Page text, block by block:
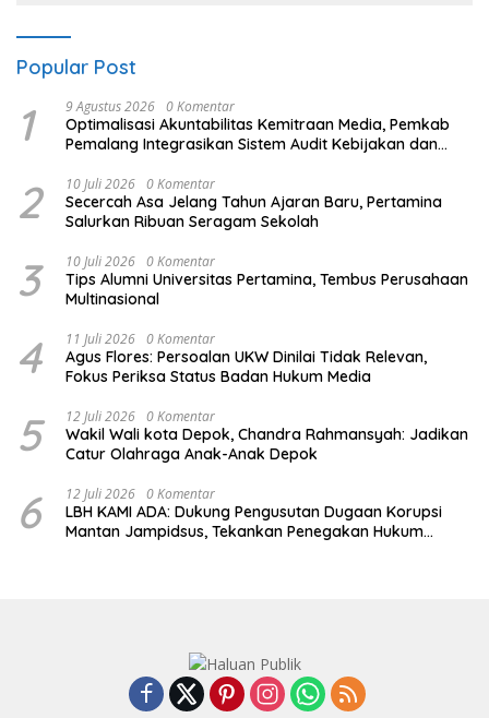
Popular Post
1 9 Agustus 2026 0 Komentar
​Optimalisasi Akuntabilitas Kemitraan Media, Pemkab
Pemalang Integrasikan Sistem Audit Kebijakan dan
2 10 Juli 2026 0 Komentar
Secercah Asa Jelang Tahun Ajaran Baru, Pertamina
Salurkan Ribuan Seragam Sekolah
3 10 Juli 2026 0 Komentar
Tips Alumni Universitas Pertamina, Tembus Perusahaan
Multinasional
4 11 Juli 2026 0 Komentar
Agus Flores: Persoalan UKW Dinilai Tidak Relevan,
Fokus Periksa Status Badan Hukum Media
5 12 Juli 2026 0 Komentar
Wakil Wali kota Depok, Chandra Rahmansyah: Jadikan
Catur Olahraga Anak-Anak Depok
6 12 Juli 2026 0 Komentar
LBH KAMI ADA: Dukung Pengusutan Dugaan Korupsi
Mantan Jampidsus, Tekankan Penegakan Hukum